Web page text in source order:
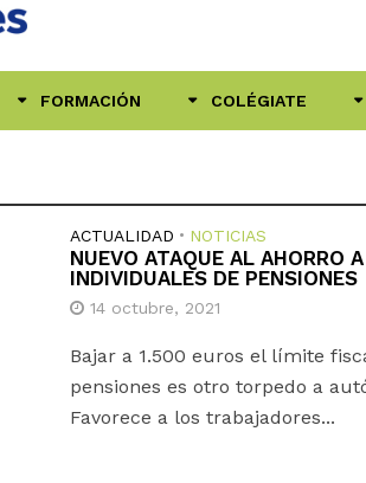
FORMACIÓN COLÉGIATE
ACTUALIDAD • NOTICIAS
NUEVO ATAQUE AL AHORRO
INDIVIDUALES DE PENSIONES
14 octubre, 2021
Bajar a 1.500 euros el límite
pensiones es otro torpedo a
Favorece a los trabajadores...